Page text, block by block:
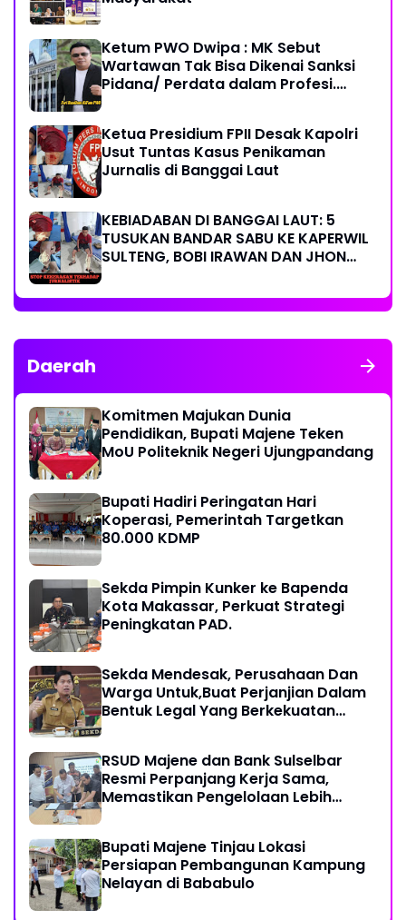
Ketum PWO Dwipa : MK Sebut
Wartawan Tak Bisa Dikenai Sanksi
Pidana/ Perdata dalam Profesi.
Ketua Presidium FPII Desak Kapolri
Usut Tuntas Kasus Penikaman
Jurnalis di Banggai Laut
KEBIADABAN DI BANGGAI LAUT: 5
TUSUKAN BANDAR SABU KE KAPERWIL
SULTENG, BOBI IRAWAN DAN JHON
KERAS KINERJA POLRI!
Daerah
Komitmen Majukan Dunia
Pendidikan, Bupati Majene Teken
MoU Politeknik Negeri Ujungpandang
Bupati Hadiri Peringatan Hari
Koperasi, Pemerintah Targetkan
80.000 KDMP
Sekda Pimpin Kunker ke Bapenda
Kota Makassar, Perkuat Strategi
Peningkatan PAD.
Sekda Mendesak, Perusahaan Dan
Warga Untuk,Buat Perjanjian Dalam
Bentuk Legal Yang Berkekuatan
RSUD Majene dan Bank Sulselbar
Resmi Perpanjang Kerja Sama,
Memastikan Pengelolaan Lebih
Bupati Majene Tinjau Lokasi
Persiapan Pembangunan Kampung
Nelayan di Bababulo